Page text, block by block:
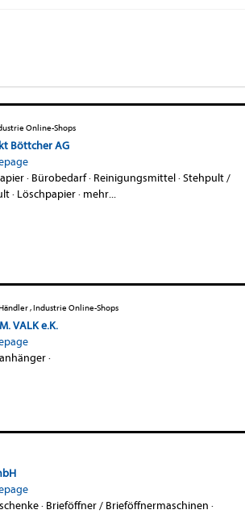
Online-Shops
Böttcher AG
· Bürobedarf· Reinigungsmittel·Stehpult /
· Löschpapier· mehr...
, Industrie Online-Shops
VALK e.K.
·
· Brieföffner / Brieföffnermaschinen ·